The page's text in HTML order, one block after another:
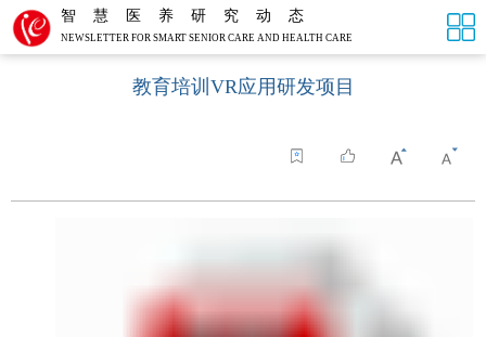
智慧医养研究动态
NEWSLETTER FOR SMART SENIOR CARE AND HEALTH CARE
教育培训VR应用研发项目